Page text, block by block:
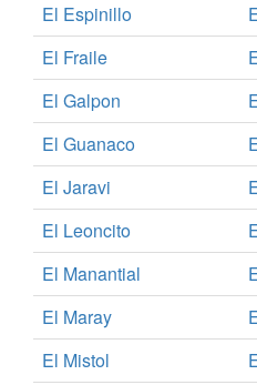
El Espinillo
El Fraile
El Galpon
El Guanaco
El Jaravi
El Leoncito
El Manantial
El Maray
El Mistol